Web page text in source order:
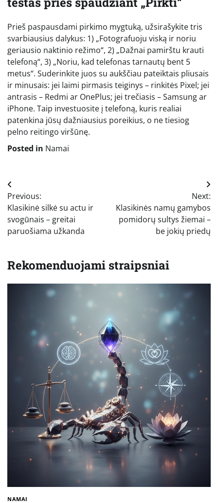
Prieš paspausdami pirkimo mygtuką, užsirašykite tris
svarbiausius dalykus: 1) „Fotografuoju viską ir noriu
geriausio naktinio režimo“, 2) „Dažnai pamirštu krauti
telefoną“, 3) „Noriu, kad telefonas tarnautų bent 5
metus“. Suderinkite juos su aukščiau pateiktais pliusais
ir minusais: jei laimi pirmasis teiginys – rinkitės Pixel; jei
antrasis – Redmi ar OnePlus; jei trečiasis – Samsung ar
iPhone. Taip investuosite į telefoną, kuris realiai
patenkina jūsų dažniausius poreikius, o ne tiesiog
pelno reitingo viršūnę.
Posted in Namai
Navigacija
tarp
įrašų
Previous:
Klasikinė silkė su actu ir
svogūnais – greitai
paruošiama užkanda
Next:
Klasikinės namų gamybos
pomidorų sultys žiemai –
be jokių priedų
Rekomenduojami straipsniai
NAMAI